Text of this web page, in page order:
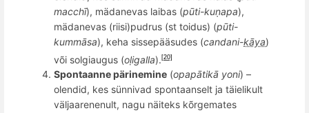
macchī), mädanevas laibas (pūti-kuṇapa),
mädanevas (riisi)pudrus (st toidus) (pūti-
kummāsa), keha sissepääsudes (candani-kāya)
või solgiaugus (oḷigalla). [20]
Spontaanne pärinemine (opapātikā yoni) –
olendid, kes sünnivad spontaanselt ja täielikult
väljaarenenult, nagu näiteks kõrgemates